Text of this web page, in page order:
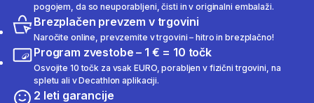
pogojem, da so neuporabljeni, čisti in v originalni embalaži.
Brezplačen prevzem v trgovini
Naročite online, prevzemite v trgovini – hitro in brezplačno!
Program zvestobe – 1 € = 10 točk
Osvojite 10 točk za vsak EURO, porabljen v fizični trgovini, na
spletu ali v Decathlon aplikaciji.
2 leti garancije